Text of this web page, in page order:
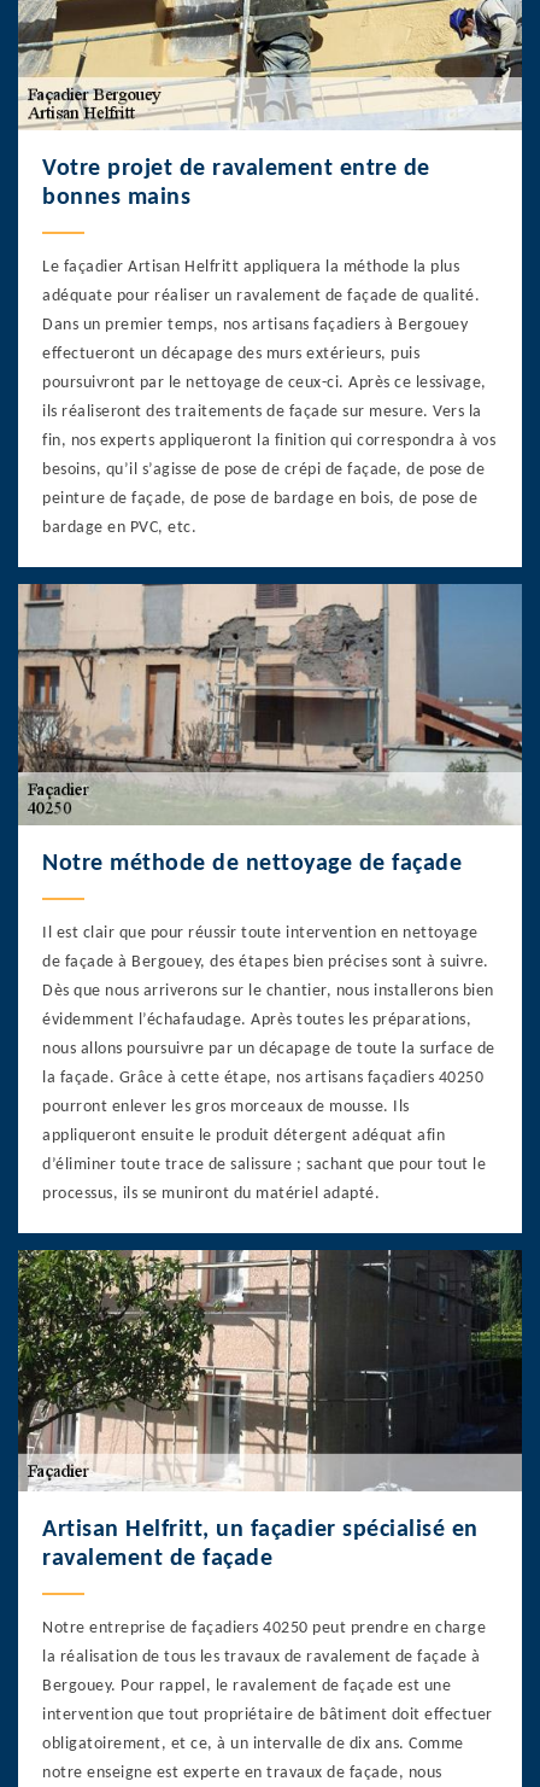
Votre projet de ravalement entre de
bonnes mains
Le façadier Artisan Helfritt appliquera la méthode la plus
adéquate pour réaliser un ravalement de façade de qualité.
Dans un premier temps, nos artisans façadiers à Bergouey
effectueront un décapage des murs extérieurs, puis
poursuivront par le nettoyage de ceux-ci. Après ce lessivage,
ils réaliseront des traitements de façade sur mesure. Vers la
fin, nos experts appliqueront la finition qui correspondra à vos
besoins, qu’il s’agisse de pose de crépi de façade, de pose de
peinture de façade, de pose de bardage en bois, de pose de
bardage en PVC, etc.
Notre méthode de nettoyage de façade
Il est clair que pour réussir toute intervention en nettoyage
de façade à Bergouey, des étapes bien précises sont à suivre.
Dès que nous arriverons sur le chantier, nous installerons bien
évidemment l’échafaudage. Après toutes les préparations,
nous allons poursuivre par un décapage de toute la surface de
la façade. Grâce à cette étape, nos artisans façadiers 40250
pourront enlever les gros morceaux de mousse. Ils
appliqueront ensuite le produit détergent adéquat afin
d’éliminer toute trace de salissure ; sachant que pour tout le
processus, ils se muniront du matériel adapté.
Artisan Helfritt, un façadier spécialisé en
ravalement de façade
Notre entreprise de façadiers 40250 peut prendre en charge
la réalisation de tous les travaux de ravalement de façade à
Bergouey. Pour rappel, le ravalement de façade est une
intervention que tout propriétaire de bâtiment doit effectuer
obligatoirement, et ce, à un intervalle de dix ans. Comme
notre enseigne est experte en travaux de façade, nous